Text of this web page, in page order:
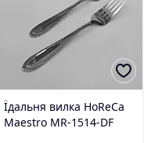
Їдальня вилка HoReCa
Maestro MR-1514-DF